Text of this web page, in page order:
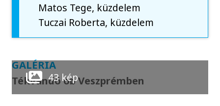
Matos Tege, küzdelem
Tuczai Roberta, küzdelem
GALÉRIA
Tékvandó ob Veszprémben
43 kép